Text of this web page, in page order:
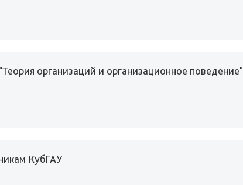
организаций и организационное поведение"
КубГАУ